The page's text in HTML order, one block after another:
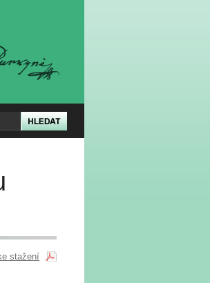
stažení